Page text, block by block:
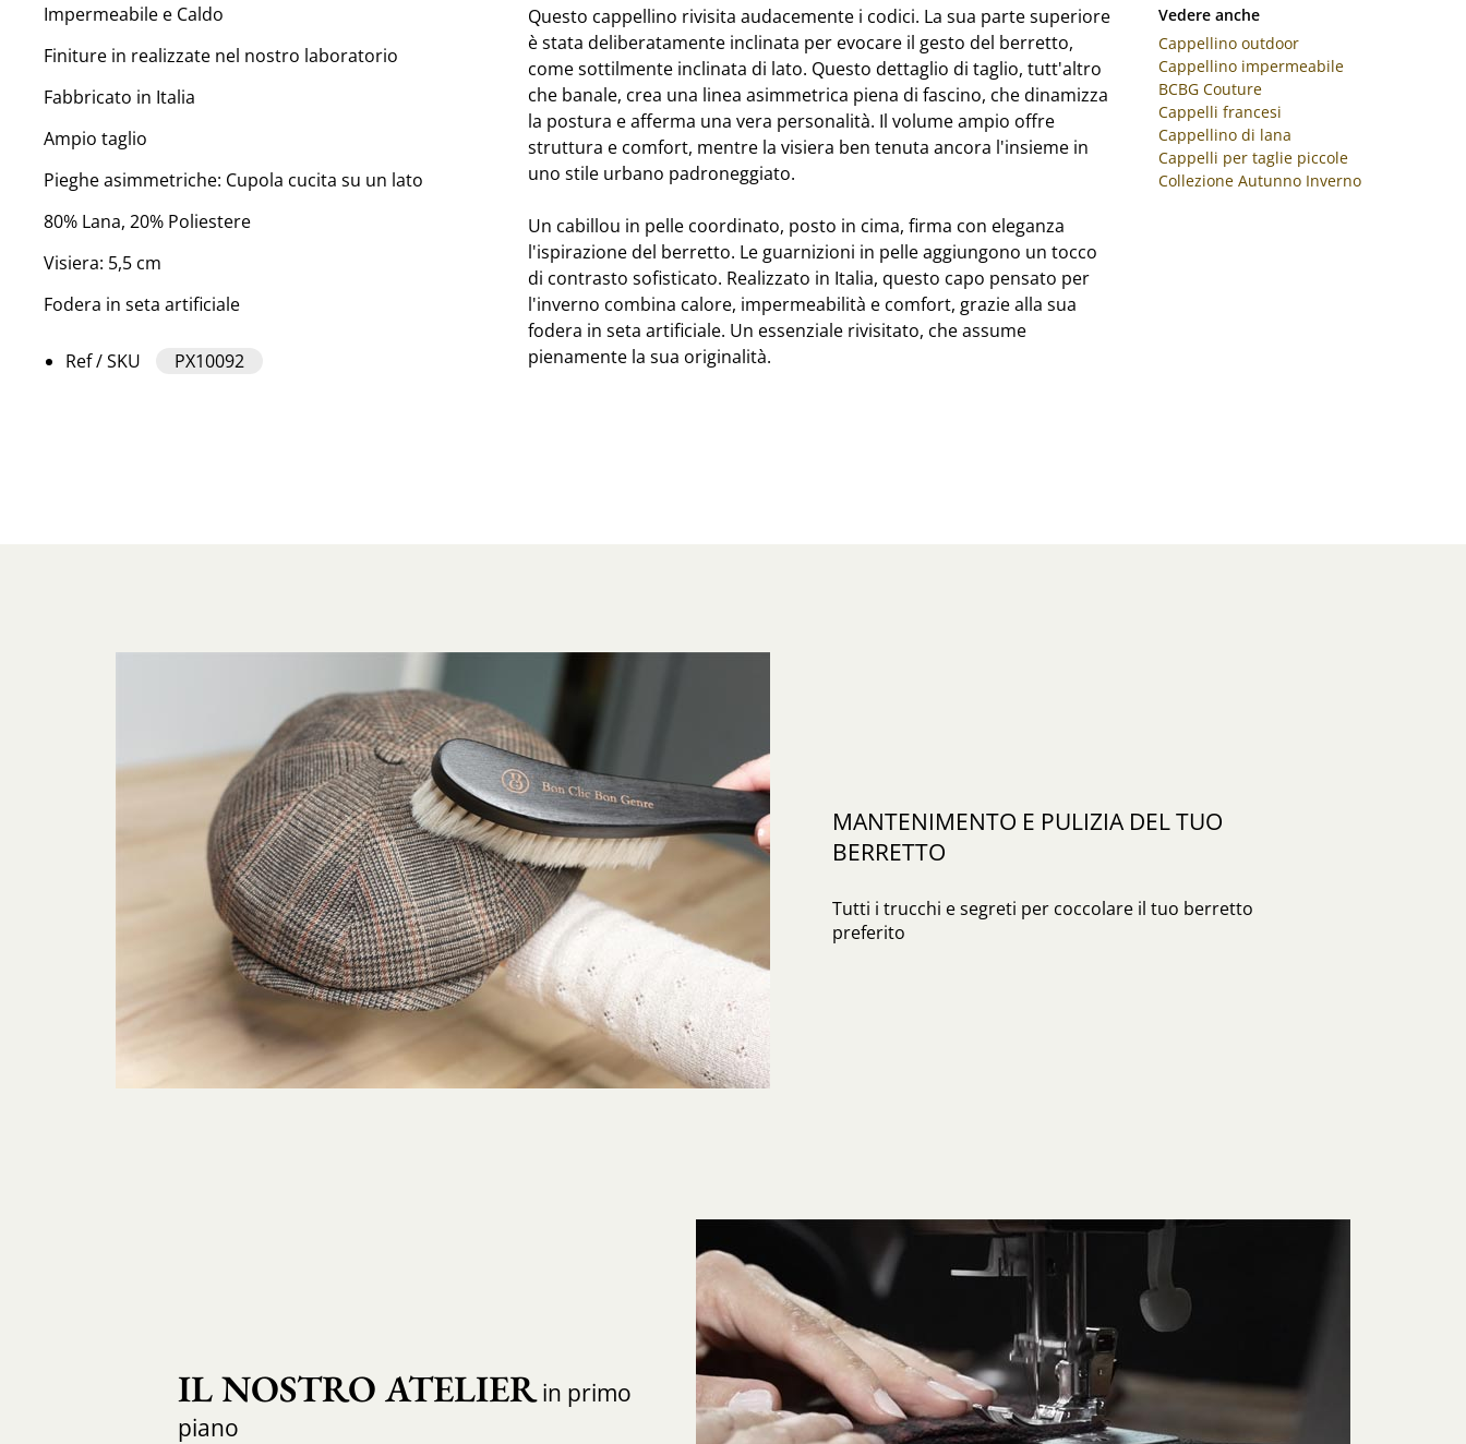
Impermeabile e Caldo
Finiture in realizzate nel nostro laboratorio
Fabbricato in Italia
Ampio taglio
Pieghe asimmetriche: Cupola cucita su un lato
80% Lana, 20% Poliestere
Visiera: 5,5 cm
Fodera in seta artificiale
Ref / SKU PX10092
Questo cappellino rivisita audacemente i codici. La sua parte superiore
è stata deliberatamente inclinata per evocare il gesto del berretto,
come sottilmente inclinata di lato. Questo dettaglio di taglio, tutt'altro
che banale, crea una linea asimmetrica piena di fascino, che dinamizza
la postura e afferma una vera personalità. Il volume ampio offre
struttura e comfort, mentre la visiera ben tenuta ancora l'insieme in
uno stile urbano padroneggiato.
Un cabillou in pelle coordinato, posto in cima, firma con eleganza
l'ispirazione del berretto. Le guarnizioni in pelle aggiungono un tocco
di contrasto sofisticato. Realizzato in Italia, questo capo pensato per
l'inverno combina calore, impermeabilità e comfort, grazie alla sua
fodera in seta artificiale. Un essenziale rivisitato, che assume
pienamente la sua originalità.
Vedere anche
Cappellino outdoor
Cappellino impermeabile
BCBG Couture
Cappelli francesi
Cappellino di lana
Cappelli per taglie piccole
Collezione Autunno Inverno
MANTENIMENTO E PULIZIA DEL TUO
BERRETTO
Tutti i trucchi e segreti per coccolare il tuo berretto
preferito
IL NOSTRO ATELIERin primo
piano